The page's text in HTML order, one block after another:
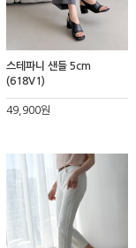
스테파니 샌들 5cm
(618V1)
49,900원